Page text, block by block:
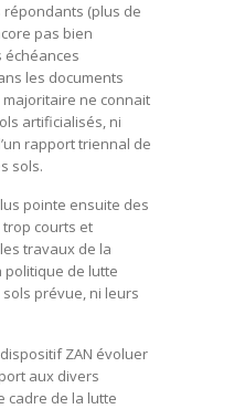
(plus de
pas bien
échéances
les documents
majoritaire ne connait
artificialisés, ni
rapport triennal de
sols.
pointe ensuite des
trop courts et
travaux de la
politique de lutte
prévue, ni leurs
ZAN évoluer
aux divers
cadre de la lutte